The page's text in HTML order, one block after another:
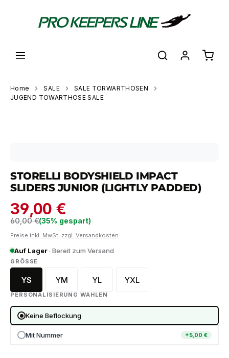
Home SALE
SALE TORWARTHOSEN
JUGEND TOWARTHOSE SALE
STORELLI BODYSHIELD IMPACT
SLIDERS JUNIOR (LIGHTLY PADDED)
39,00 €
Regulärer Preis:
60,00 €(35% gespart)
Preise inkl. MwSt. zzgl. Versandkosten
Auf Lager · Bereit zum Versand
GRÖSSE
AUSWÄHLEN
YSYS (128)YMYM (140)YLYL (152)YXLYXL (164)
PERSONALISIERUNG WÄHLEN
Keine Beflockung
Mit Nummer +5,00 €